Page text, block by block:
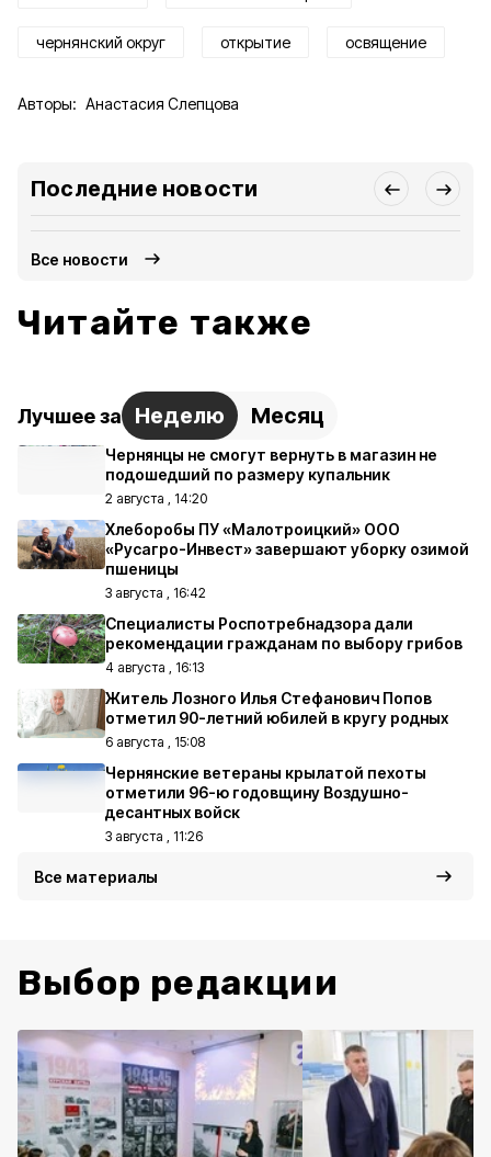
чернянский округ открытие освящение
Авторы: Анастасия Слепцова
Последние новости
Все новости
Читайте также
Лучшее за Неделю Месяц
Чернянцы не смогут вернуть в магазин не
подошедший по размеру купальник
2 августа , 14:20
Хлеборобы ПУ «Малотроицкий» ООО
«Русагро-Инвест» завершают уборку озимой
пшеницы
3 августа , 16:42
Специалисты Роспотребнадзора дали
рекомендации гражданам по выбору грибов
4 августа , 16:13
Житель Лозного Илья Стефанович Попов
отметил 90-летний юбилей в кругу родных
6 августа , 15:08
Чернянские ветераны крылатой пехоты
отметили 96-ю годовщину Воздушно-
десантных войск
3 августа , 11:26
Все материалы
Выбор редакции